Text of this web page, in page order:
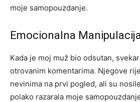
moje samopouzdanje.
Emocionalna
Kada je moj muž bio odsutan,
otrovanim komentarima. Njegove
nevinima na prvi pogled, ali su
polako razarala moje